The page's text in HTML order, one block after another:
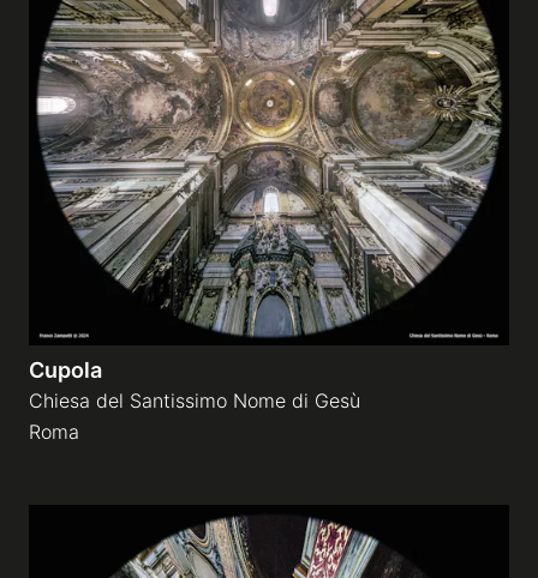
Cupola
Chiesa del Santissimo Nome di Gesù
Roma